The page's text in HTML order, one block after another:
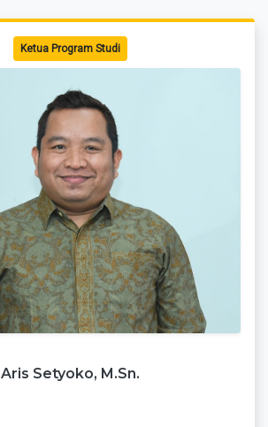
Ketua Program Studi
Aris Setyoko, M.Sn.